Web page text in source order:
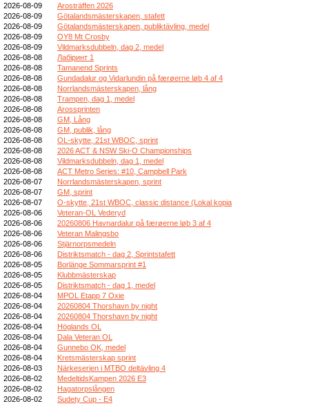
2026-08-09
Arosträffen 2026
2026-08-09
Götalandsmästerskapen, stafett
2026-08-09
Götalandsmästerskapen, publiktävling, medel
2026-08-09
OY8 Mt Crosby
2026-08-09
Vildmarksdubbeln, dag 2, medel
2026-08-08
Лабіринт 1
2026-08-08
Tamanend Sprints
2026-08-08
Gundadalur og Vidarlundin på færøerne løb 4 af 4
2026-08-08
Norrlandsmästerskapen, lång
2026-08-08
Trampen, dag 1, medel
2026-08-08
Arossprinten
2026-08-08
GM, Lång
2026-08-08
GM, publik, lång
2026-08-08
OL-skytte, 21st WBOC, sprint
2026-08-08
2026 ACT & NSW Ski-O Championships
2026-08-08
Vildmarksdubbeln, dag 1, medel
2026-08-08
ACT Metro Series: #10, Campbell Park
2026-08-07
Norrlandsmästerskapen, sprint
2026-08-07
GM, sprint
2026-08-07
O-skytte, 21st WBOC, classic distance (Lokal kopia
2026-08-06
Veteran-OL Vederyd
2026-08-06
20260806 Havnardalur på færøerne løb 3 af 4
2026-08-06
Veteran Malingsbo
2026-08-06
Stjärnorpsmedeln
2026-08-06
Distriktsmatch - dag 2, Sprintstafett
2026-08-05
Borlänge Sommarsprint #1
2026-08-05
Klubbmästerskap
2026-08-05
Distriktsmatch - dag 1, medel
2026-08-04
MPOL Etapp 7 Oxie
2026-08-04
20260804 Thorshavn by night
2026-08-04
20260804 Thorshavn by night
2026-08-04
Höglands OL
2026-08-04
Dala Veteran OL
2026-08-04
Gunnebo OK, medel
2026-08-04
Kretsmästerskap sprint
2026-08-03
Närkeserien i MTBO deltävling 4
2026-08-02
MedeltidsKampen 2026 E3
2026-08-02
Hagatorpslången
2026-08-02
Sudety Cup - E4